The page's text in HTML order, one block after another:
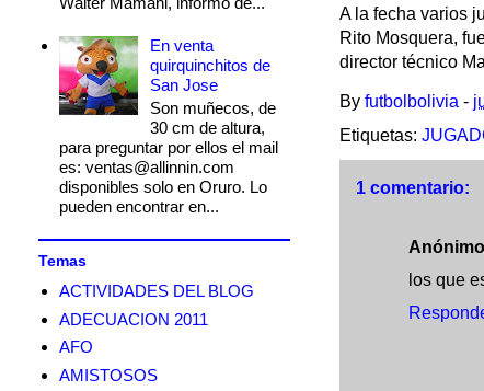
A la fecha varios
Rito Mosquera,
director técnico
By futbolbolivia -
Etiquetas:
1 comentario:
Anónimo
los que
En venta
quirquinchitos de
San Jose
Son muñecos, de
30 cm de altura,
para preguntar por ellos el mail
es: ventas@allinnin.com
disponibles solo en Oruro. Lo
pueden encontrar en...
Temas
ACTIVIDADES DEL BLOG
ADECUACION 2011
AFO
AMISTOSOS